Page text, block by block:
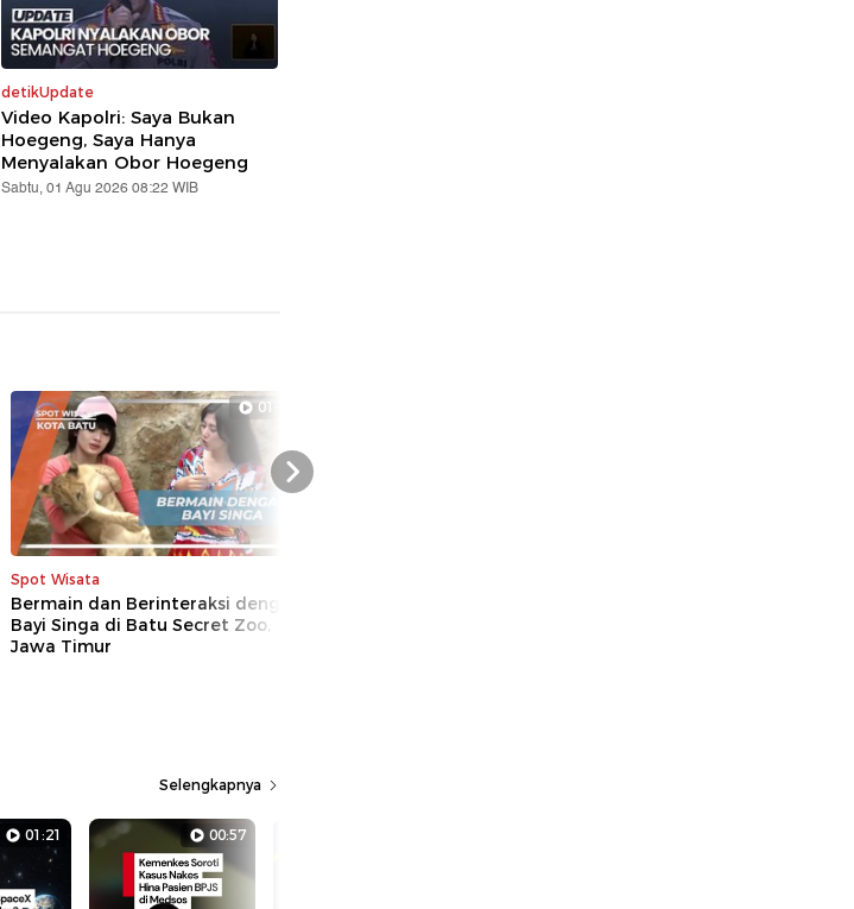
detikUpdate
Video Kapolri: Saya Bukan
Hoegeng, Saya Hanya
Menyalakan Obor Hoegeng
Sabtu, 01 Agu 2026 08:22 WIB
01:24
Spot Wisata
Bermain dan Berinteraksi dengan
Bayi Singa di Batu Secret Zoo,
Jawa Timur
Next
Selengkapnya
01:21 00:57